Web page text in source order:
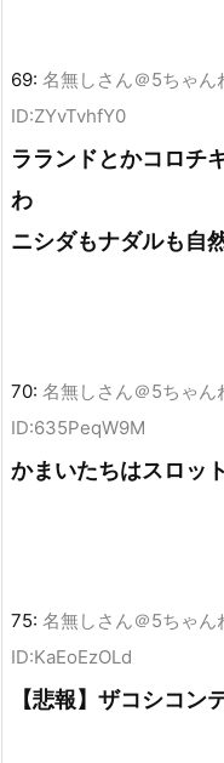
69: 名無しさん＠5ちゃん
ID:ZYvTvhfY0
ラランドとかコロチ
わ
ニシダもナダルも自
70: 名無しさん＠5ちゃん
ID:635PeqW9M
かまいたちはスロッ
75: 名無しさん＠5ちゃん
ID:KaEoEzOLd
【悲報】ザコシコン